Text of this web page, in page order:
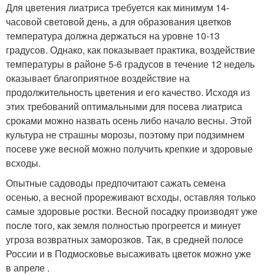
Для цветения лиатриса требуется как минимум 14-
часовой световой день, а для образования цветков
температура должна держаться на уровне 10-13
градусов. Однако, как показывает практика, воздействие
температуры в районе 5-6 градусов в течение 12 недель
оказывает благоприятное воздействие на
продолжительность цветения и его качество. Исходя из
этих требований оптимальными для посева лиатриса
сроками можно назвать осень либо начало весны. Этой
культура не страшны морозы, поэтому при подзимнем
посеве уже весной можно получить крепкие и здоровые
всходы.
Опытные садоводы предпочитают сажать семена
осенью, а весной прореживают всходы, оставляя только
самые здоровые ростки. Весной посадку производят уже
после того, как земля полностью прогреется и минует
угроза возвратных заморозков. Так, в средней полосе
России и в Подмосковье высаживать цветок можно уже
в апреле .